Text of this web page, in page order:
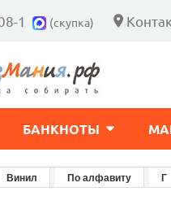
1 (скупка)
БАНКНОТЫ
Винил По алфавиту Г